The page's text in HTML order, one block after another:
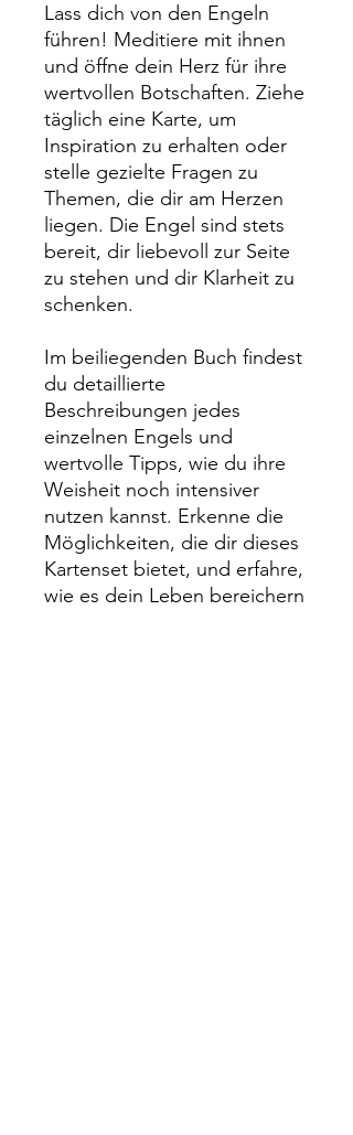
Lass dich von den Engeln
führen! Meditiere mit ihnen
und öffne dein Herz für ihre
wertvollen Botschaften. Ziehe
täglich eine Karte, um
Inspiration zu erhalten oder
stelle gezielte Fragen zu
Themen, die dir am Herzen
liegen. Die Engel sind stets
bereit, dir liebevoll zur Seite
zu stehen und dir Klarheit zu
schenken.
Im beiliegenden Buch findest
du detaillierte
Beschreibungen jedes
einzelnen Engels und
wertvolle Tipps, wie du ihre
Weisheit noch intensiver
nutzen kannst. Erkenne die
Möglichkeiten, die dir dieses
Kartenset bietet, und erfahre,
wie es dein Leben bereichern